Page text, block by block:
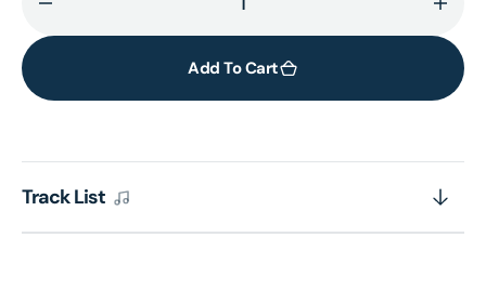
quantity
MAHLER:
of
the
for
of
the
Add To Cart
Track List